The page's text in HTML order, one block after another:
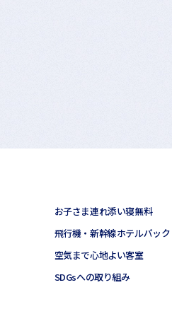
お子さま連れ添い寝無料
飛行機・新幹線ホテルパック
空気まで心地よい客室
SDGsへの取り組み